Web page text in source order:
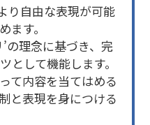
り自由な表現が可能
ます。
の理念に基づき、完
として機能します。
て内容を当てはめる
と表現を身につける